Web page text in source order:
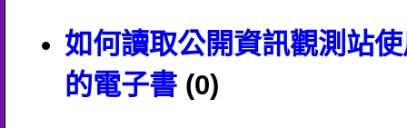
如何讀取公開資訊觀測站
的電子書 (0)